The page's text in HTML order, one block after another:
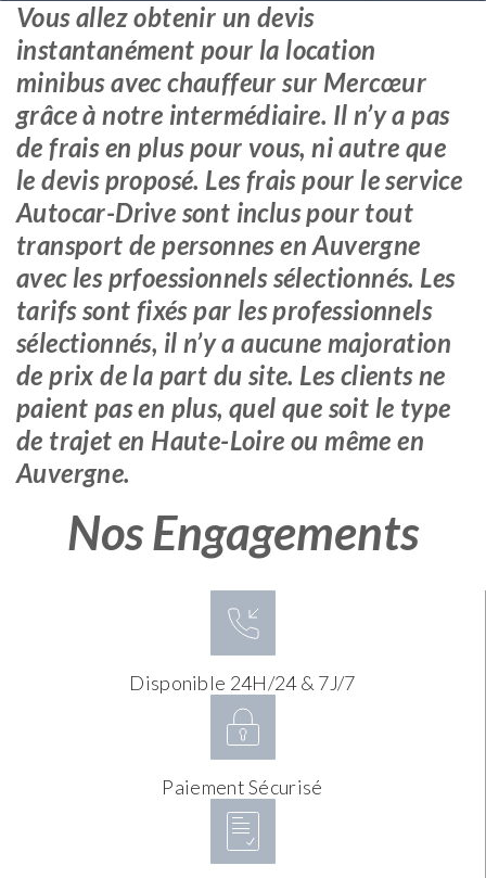
Vous allez obtenir un devis
instantanément pour la location
minibus avec chauffeur sur Mercœur
grâce à notre intermédiaire. Il n’y a pas
de frais en plus pour vous, ni autre que
le devis proposé. Les frais pour le service
Autocar-Drive sont inclus pour tout
transport de personnes en Auvergne
avec les prfoessionnels sélectionnés. Les
tarifs sont fixés par les professionnels
sélectionnés, il n’y a aucune majoration
de prix de la part du site. Les clients ne
paient pas en plus, quel que soit le type
de trajet en Haute-Loire ou même en
Auvergne.
Nos Engagements
Disponible 24H/24 & 7J/7
Paiement Sécurisé